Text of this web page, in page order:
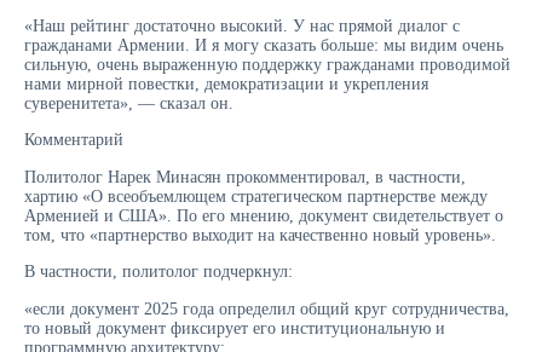
«Наш рейтинг достаточно высокий. У нас прямой диалог с
гражданами Армении. И я могу сказать больше: мы видим очень
сильную, очень выраженную поддержку гражданами проводимой
нами мирной повестки, демократизации и укрепления
суверенитета», — сказал он.
Комментарий
Политолог Нарек Минасян прокомментировал, в частности,
хартию «О всеобъемлющем стратегическом партнерстве между
Арменией и США». По его мнению, документ свидетельствует о
том, что «партнерство выходит на качественно новый уровень».
В частности, политолог подчеркнул:
«если документ 2025 года определил общий круг сотрудничества,
то новый документ фиксирует его институциональную и
программную архитектуру;